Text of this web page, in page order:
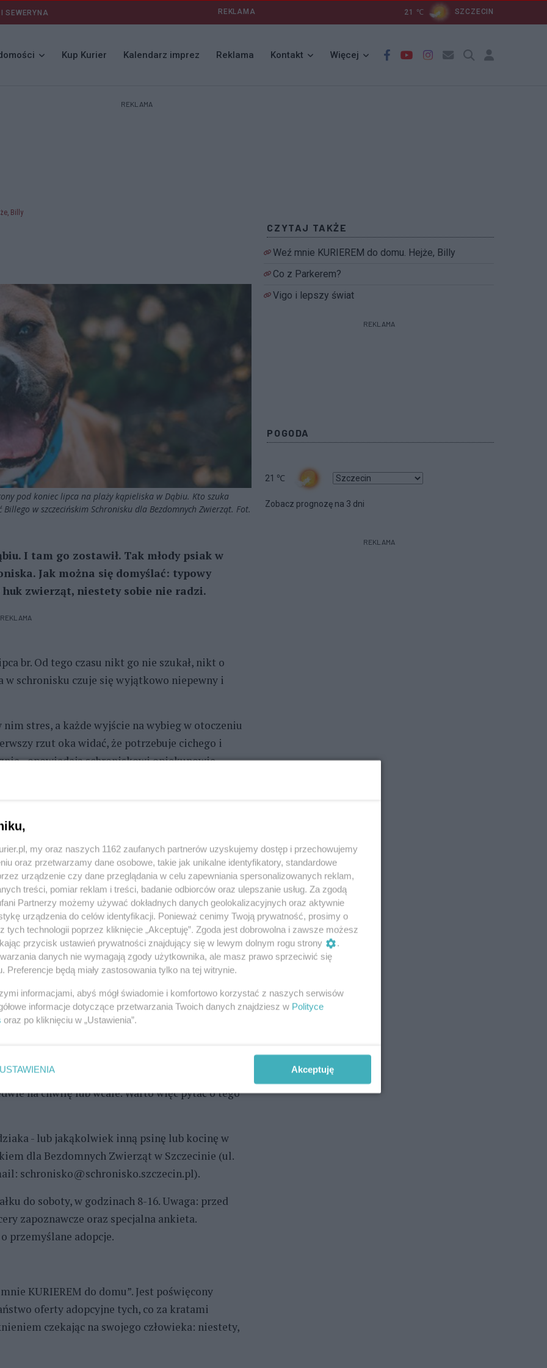
SEWERYNA REKLAMA 21 ℃ SZCZECIN
Kup Kurier Kalendarz imprez Reklama Kontakt Więcej
REKLAMA
Billy
pod koniec lipca na plaży kąpieliska w Dąbiu. Kto szuka
w szczecińskim Schronisku dla Bezdomnych Zwierząt. Fot.
I tam go zostawił. Tak młody psiak w
Jak można się domyślać: typowy
zwierząt, niestety sobie nie radzi.
REKLAMA
br. Od tego czasu nikt go nie szukał, nikt o
w schronisku czuje się wyjątkowo niepewny i
stres, a każde wyjście na wybieg w otoczeniu
rzut oka widać, że potrzebuje cichego i
- opowiadają schroniskowi opiekunowie.
chętnie się wtula w opiekuna. Lubi wszelkie
przysmaczkami. Fakt, że z niego
się uczy.
hałasu, Billy staje się zupełnie innym
dziarskim krokiem, z uśmiechem na pyszczku i z
- przekonują schroniskowi opiekunowie. -
Jest typowym przedstawicielem psiaków w
Billy również pragnie uwagi i czułości
i przyjaźnią.
od losu: prawdziwy dom i kochającą rodzinę.
mógł się poczuć bezpiecznie i swobodnie, z
potrzebuje trochę wsparcia, ale w zamian
Billy będzie dla niego idealnym kompanem -
tyle nieśmiały, że z odwiedzającymi schronisko
na chwilę lub wcale. Warto więc pytać o tego
- lub jakąkolwiek inną psinę lub kocinę w
dla Bezdomnych Zwierząt w Szczecinie (ul.
schronisko@schronisko.szczecin.pl).
do soboty, w godzinach 8-16. Uwaga: przed
zapoznawcze oraz specjalna ankieta.
przemyślane adopcje.
KURIEREM do domu”. Jest poświęcony
oferty adopcyjne tych, co za kratami
czekając na swojego człowieka: niestety,
CZYTAJ TAKŻE
Weź mnie KURIEREM do domu. Hejże, Billy
Co z Parkerem?
Vigo i lepszy świat
REKLAMA
POGODA
21 ℃
Zobacz prognozę na 3 dni
REKLAMA
my oraz naszych 1162 zaufanych partnerów uzyskujemy dostęp i przechowujemy
oraz przetwarzamy dane osobowe, takie jak unikalne identyfikatory, standardowe
urządzenie czy dane przeglądania w celu zapewniania spersonalizowanych reklam,
treści, pomiar reklam i treści, badanie odbiorców oraz ulepszanie usług. Za zgodą
Partnerzy możemy używać dokładnych danych geolokalizacyjnych oraz aktywnie
urządzenia do celów identyfikacji. Ponieważ cenimy Twoją prywatność, prosimy o
tych technologii poprzez kliknięcie „Akceptuję”. Zgoda jest dobrowolna i zawsze możesz
przycisk ustawień prywatności znajdujący się w lewym dolnym rogu strony
.
danych nie wymagają zgody użytkownika, ale masz prawo sprzeciwić się
Preferencje będą miały zastosowania tylko na tej witrynie.
informacjami, abyś mógł świadomie i komfortowo korzystać z naszych serwisów
informacje dotyczące przetwarzania Twoich danych znajdziesz w Polityce
oraz po kliknięciu w „Ustawienia”.
USTAWIENIA Akceptuję